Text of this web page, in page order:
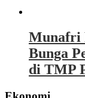
Munafri
Bunga
di TMP